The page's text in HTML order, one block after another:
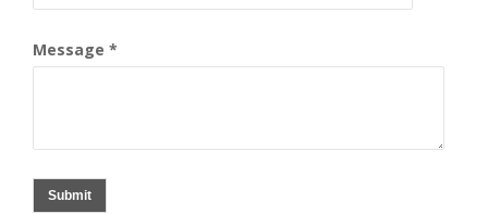
Message *
Submit